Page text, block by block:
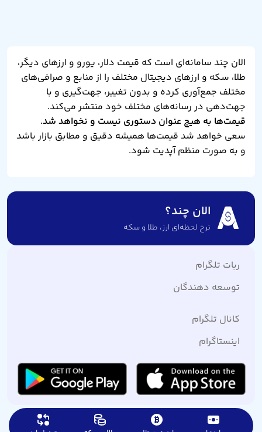
الان چند سامانه‌ای است که قیمت دلار، یورو و ارزهای دیگر،
طلا، سکه و ارزهای دیجیتال مختلف را از منابع و صرافی‌های
مختلف جمع‌آوری کرده و بدون تغییر، جهت‌گیری و با
جهت‌دهی در رسانه‌های مختلف خود منتشر می‌کند.
قیمت‌ها به هیچ عنوان دستوری نیست و نخواهد شد.
سعی خواهد شد قیمت‌ها همیشه دقیق و مطابق بازار باشد
و به صورت منظم آپدیت شود.
الان چند؟
نرخ لحظه‌ای ارز،‌ طلا و سکه
ربات تلگرام
توسعه دهندگان
کانال تلگرام
اینستاگرام